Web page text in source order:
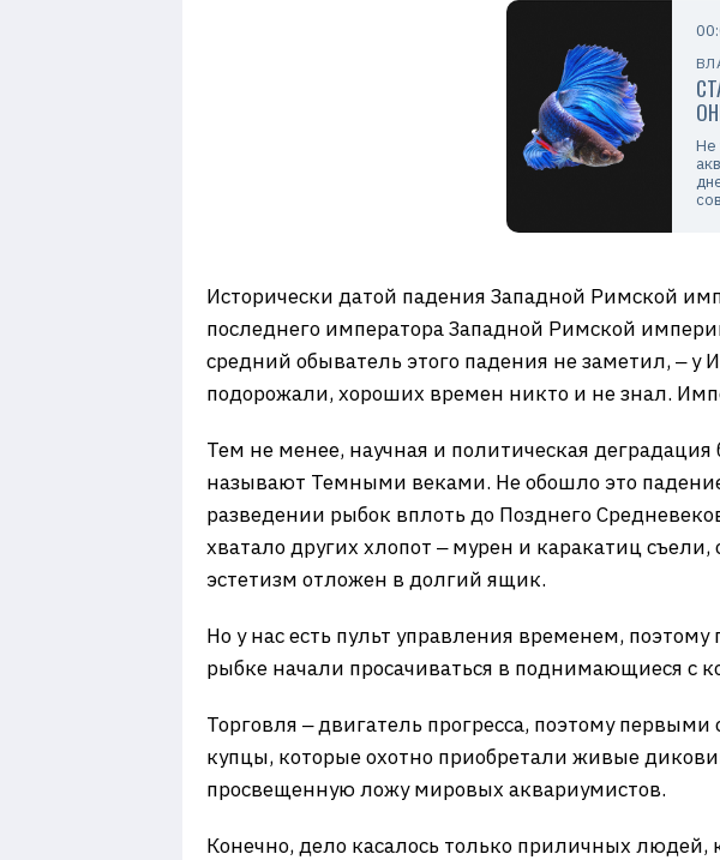
Не
Исторически датой падения Западной Римской
последнего императора Западной Римской
средний обыватель этого падения не заметил, ‒
подорожали, хороших времен никто и не знал.
Тем не менее, научная и политическая
называют Темными веками. Не обошло это
разведении рыбок вплоть до Позднего
хватало других хлопот ‒ мурен и каракатиц
эстетизм отложен в долгий ящик.
Но у нас есть пульт управления временем,
рыбке начали просачиваться в поднимающиеся с
Торговля ‒ двигатель прогресса, поэтому
купцы, которые охотно приобретали живые
просвещенную ложу мировых аквариумистов.
Конечно, дело касалось только приличных